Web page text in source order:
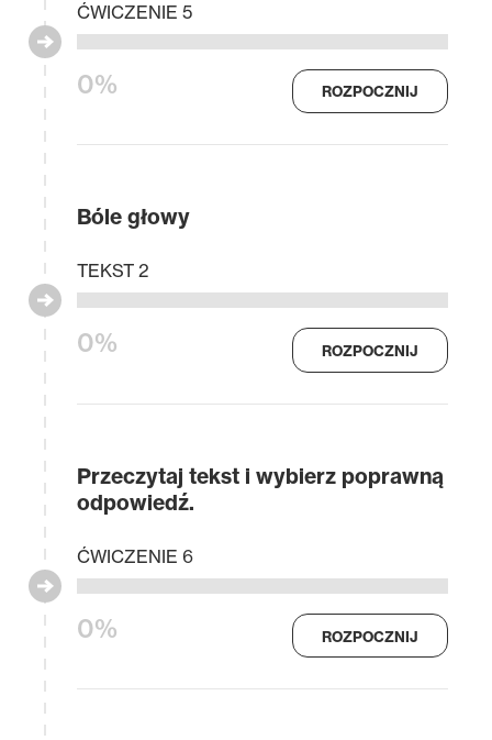
0%
ĆWICZENIE 5
ROZPOCZNIJ
Bóle głowy
0%
TEKST 2
ROZPOCZNIJ
Przeczytaj tekst i wybierz poprawną
odpowiedź.
0%
ĆWICZENIE 6
ROZPOCZNIJ